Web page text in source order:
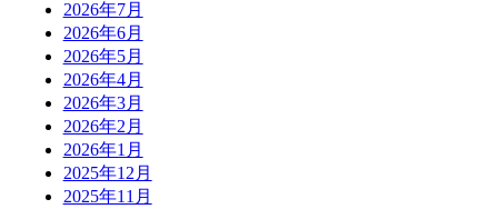
2026年7月
2026年6月
2026年5月
2026年4月
2026年3月
2026年2月
2026年1月
2025年12月
2025年11月